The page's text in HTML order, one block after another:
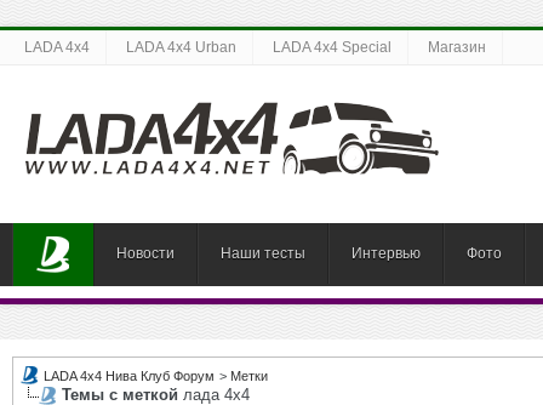
LADA 4x4 LADA 4x4 Urban LADA 4x4 Special Магазин
Новости Наши тесты Интервью Фото
LADA 4x4 Нива Клуб Форум > Метки
Темы с меткой лада 4х4